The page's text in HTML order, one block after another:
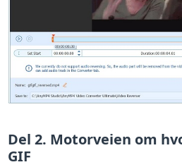
Del 2. Motorveien om
GIF